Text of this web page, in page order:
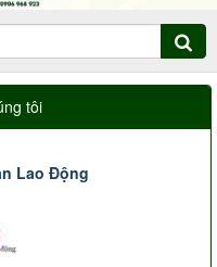
tôi
Lao Động